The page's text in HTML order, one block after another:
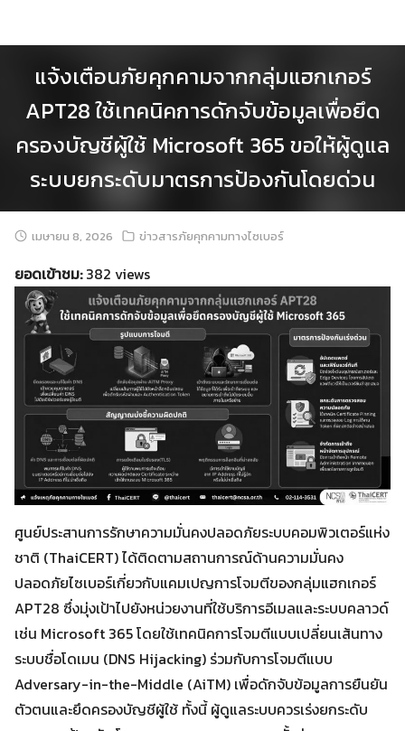
แจ้งเตือนภัยคุกคามจากกลุ่มแฮกเกอร์
APT28 ใช้เทคนิคการดักจับข้อมูลเพื่อยึด
ครองบัญชีผู้ใช้ Microsoft 365 ขอให้ผู้ดูแล
ระบบยกระดับมาตรการป้องกันโดยด่วน
เมษายน 8, 2026 ข่าวสารภัยคุกคามทางไซเบอร์
ยอดเข้าชม:382 views
ศูนย์ประสานการรักษาความมั่นคงปลอดภัยระบบคอมพิวเตอร์แห่ง
ชาติ (ThaiCERT) ได้ติดตามสถานการณ์ด้านความมั่นคง
ปลอดภัยไซเบอร์เกี่ยวกับแคมเปญการโจมตีของกลุ่มแฮกเกอร์
APT28 ซึ่งมุ่งเป้าไปยังหน่วยงานที่ใช้บริการอีเมลและระบบคลาวด์
เช่น Microsoft 365 โดยใช้เทคนิคการโจมตีแบบเปลี่ยนเส้นทาง
ระบบชื่อโดเมน (DNS Hijacking) ร่วมกับการโจมตีแบบ
Adversary-in-the-Middle (AiTM) เพื่อดักจับข้อมูลการยืนยัน
ตัวตนและยึดครองบัญชีผู้ใช้ ทั้งนี้ ผู้ดูแลระบบควรเร่งยกระดับ